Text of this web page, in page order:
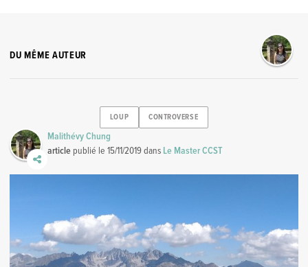
DU MÊME AUTEUR
LOUP CONTROVERSE
Malithévy Chung
article publié le15/11/2019dans Le Master CCST